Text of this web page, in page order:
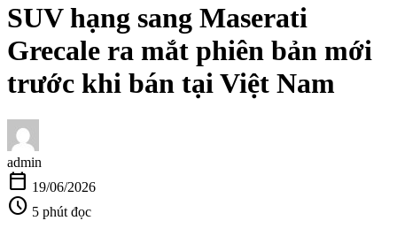
SUV hạng sang Maserati
Grecale ra mắt phiên bản mới
trước khi bán tại Việt Nam
admin
calendar_today 19/06/2026
schedule 5 phút đọc